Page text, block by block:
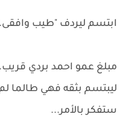
ابتسم ليردف "طيب
مبلغ عمو احمد بردي
ليبتسم بثقه فهي
ستفكر بالأمر...